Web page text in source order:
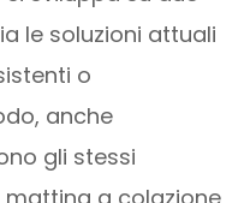
le soluzioni attuali
o
anche
gli stessi